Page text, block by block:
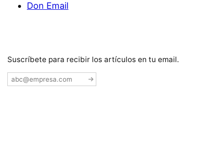
Don Email
Suscríbete para recibir los artículos en tu email.